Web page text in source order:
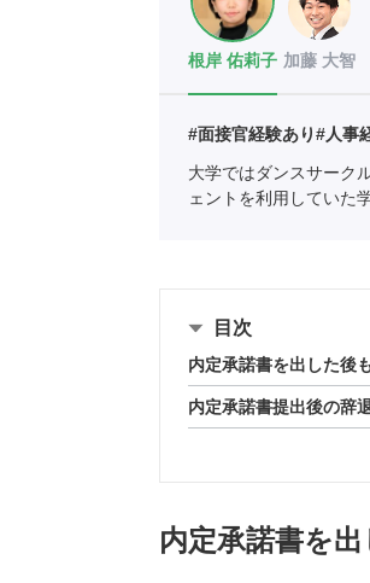
根岸 佑莉子 加藤 大智
#面接官経験あり#人事
大学ではダンスサーク
ェントを利用していた
目次
内定承諾書を出した後
内定承諾書提出後の辞
内定承諾書を